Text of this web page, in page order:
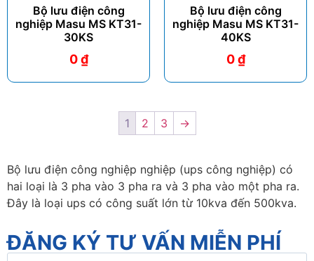
Bộ lưu điện công
nghiệp Masu MS KT31-
30KS
0₫
Bộ lưu điện công
nghiệp Masu MS KT31-
40KS
0₫
1 2 3 →
Bộ lưu điện công nghiệp nghiệp (ups công nghiệp) có
hai loại là 3 pha vào 3 pha ra và 3 pha vào một pha ra.
Đây là loại ups có công suất lớn từ 10kva đến 500kva.
ĐĂNG KÝ TƯ VẤN MIỄN PHÍ